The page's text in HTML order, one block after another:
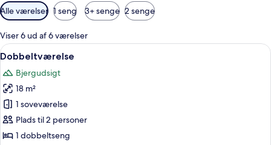
Tilgængelige
filtre
for
værelser
Alle værelser 1 seng 3+ senge 2 senge
Viser 6 ud af 6 værelser
Indlæs
alle
billeder
af
Dobbeltværelse
Et hotelværelse med et
6
Dobbeltværelse
Bjergudsigt
18 m²
1 soveværelse
Plads til 2 personer
1 dobbeltseng